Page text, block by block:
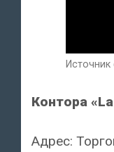
Источник
Контора
Адрес: